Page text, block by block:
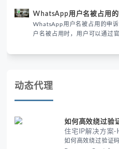
已成为全球数字沟通的首要考
WhatsApp用户名被占用
WhatsApp用户名被占用的申
户名被占用时，用户可以通过
账号安全。
动态代理
如何高效绕过验
住宅IP解决方案
如何高效绕过验证